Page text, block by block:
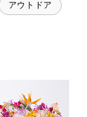
アウトドア